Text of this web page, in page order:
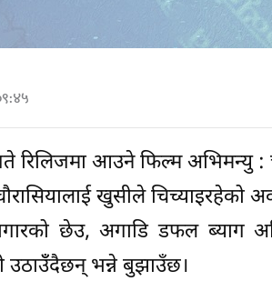
रिलिजमा आउने फिल्म अभिमन्यु :
खुसीले चिच्याइरहेको
छेउ, अगाडि डफल ब्याग
उठाउँँदैछन् भन्ने बुझाउँछ।